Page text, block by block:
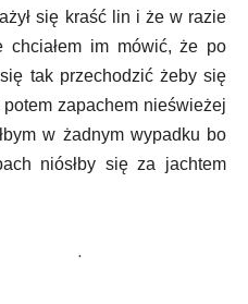
się kraść lin i że w razie
chciałem im mówić, że po
się tak przechodzić żeby się
zapachem nieświeżej
w żadnym wypadku bo
niósłby się za jachtem